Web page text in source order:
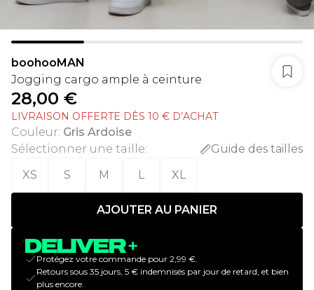
boohooMAN
Jogging cargo ample à ceinture
28,00 €
LIVRAISON OFFERTE DÈS 10 € D’ACHAT
Couleur: Gris Ardoise
Sélectionner une taille:
Guide des tailles
XS
S M L XL
AJOUTER AU PANIER
Protégez votre commande pour 2,99 €.
Retours sous 35 jours, 5 € indemnisés par jour de retard, et bien
plus encore.